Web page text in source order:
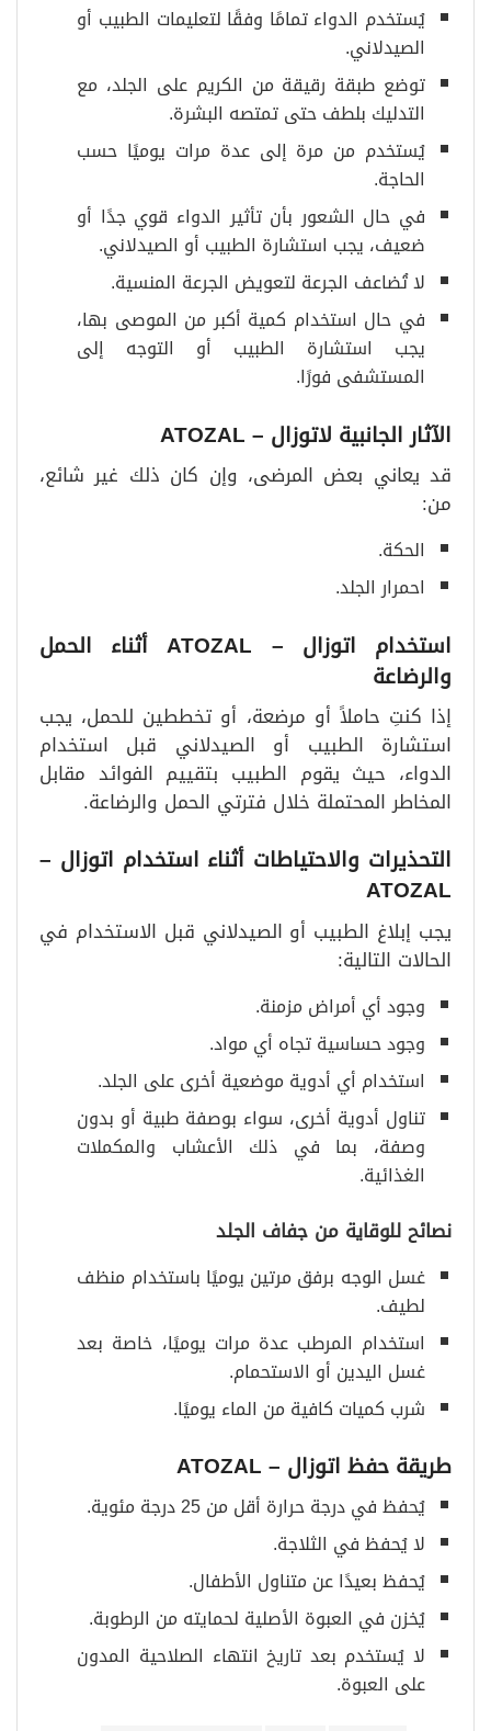
يُستخدم الدواء تمامًا وفقًا لتعليمات الطبيب أو
الصيدلاني.
توضع طبقة رقيقة من الكريم على الجلد، مع
التدليك بلطف حتى تمتصه البشرة.
يُستخدم من مرة إلى عدة مرات يوميًا حسب
الحاجة.
في حال الشعور بأن تأثير الدواء قوي جدًا أو
ضعيف، يجب استشارة الطبيب أو الصيدلاني.
لا تُضاعف الجرعة لتعويض الجرعة المنسية.
في حال استخدام كمية أكبر من الموصى بها،
يجب استشارة الطبيب أو التوجه إلى
المستشفى فورًا.
الآثار الجانبية لاتوزال – ATOZAL
قد يعاني بعض المرضى، وإن كان ذلك غير شائع،
من:
الحكة.
احمرار الجلد.
استخدام اتوزال – ATOZAL أثناء الحمل
والرضاعة
إذا كنتِ حاملاً أو مرضعة، أو تخططين للحمل، يجب
استشارة الطبيب أو الصيدلاني قبل استخدام
الدواء، حيث يقوم الطبيب بتقييم الفوائد مقابل
المخاطر المحتملة خلال فترتي الحمل والرضاعة.
التحذيرات والاحتياطات أثناء استخدام اتوزال –
ATOZAL
يجب إبلاغ الطبيب أو الصيدلاني قبل الاستخدام في
الحالات التالية:
وجود أي أمراض مزمنة.
وجود حساسية تجاه أي مواد.
استخدام أي أدوية موضعية أخرى على الجلد.
تناول أدوية أخرى، سواء بوصفة طبية أو بدون
وصفة، بما في ذلك الأعشاب والمكملات
الغذائية.
نصائح للوقاية من جفاف الجلد
غسل الوجه برفق مرتين يوميًا باستخدام منظف
لطيف.
استخدام المرطب عدة مرات يوميًا، خاصة بعد
غسل اليدين أو الاستحمام.
شرب كميات كافية من الماء يوميًا.
طريقة حفظ اتوزال – ATOZAL
يُحفظ في درجة حرارة أقل من 25 درجة مئوية.
لا يُحفظ في الثلاجة.
يُحفظ بعيدًا عن متناول الأطفال.
يُخزن في العبوة الأصلية لحمايته من الرطوبة.
لا يُستخدم بعد تاريخ انتهاء الصلاحية المدون
على العبوة.